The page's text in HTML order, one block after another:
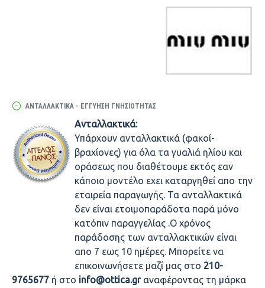
ΑΝΤΑΛΛΑΚΤΙΚΆ - ΕΓΓΎΗΣΗ ΓΝΗΣΙΌΤΗΤΑΣ
Ανταλλακτικά:
Υπάρχουν ανταλλακτικά (φακοί-
βραχίονες) για όλα τα γυαλιά ηλίου και
οράσεως που διαθέτουμε εκτός εαν
κάποιο μοντέλο εχει καταργηθεί απο την
εταιρεία παραγωγής. Τα ανταλλακτικά
δεν είναι ετοιμοπαράδοτα παρά μόνο
κατόπιν παραγγελίας .Ο χρόνος
παράδοσης των ανταλλακτικών είναι
απο 7 εως 10 ημέρες. Μπορείτε να
επικοινωνήσετε μαζί μας στο 210-
9765677 ή στο info@ottica.gr αναφέροντας τη μάρκα